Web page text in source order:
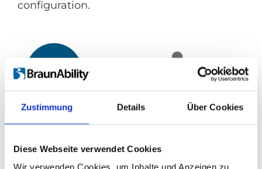
Zustimmung Details Über Cookies
Diese Webseite verwendet Cookies
configuration.
Unwin acquires MarTech Kliplev A/S
Unwin is pleased to announce its